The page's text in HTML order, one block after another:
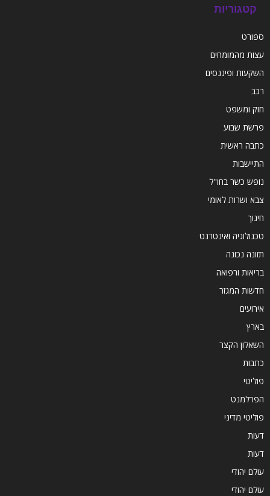
קטגוריות
ספורט
עצות מהמומחים
השקעות ופיננסים
רכב
חוק ומשפט
פרשת שבוע
כתבה ראשית
התיישבות
נופש כשר בחו"ל
צבא ושרות לאומי
חינוך
טכנולוגיה ואינטרנט
תזונה נכונה
בריאות ורפואה
חדשות המגזר
אירועים
בארץ
השאלון הקצר
כתבות
פוליטי
הפרלמנט
פוליטי מדיני
דעות
דעות
עולם יהודי
עולם יהודי